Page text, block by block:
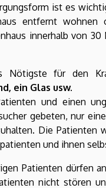
ist es
entfernt wohnen
innerhalb von
für den
ein Glas usw.
und einen
gebeten, nur
Die Patienten
und ihnen
Patienten dürfen
nicht stören